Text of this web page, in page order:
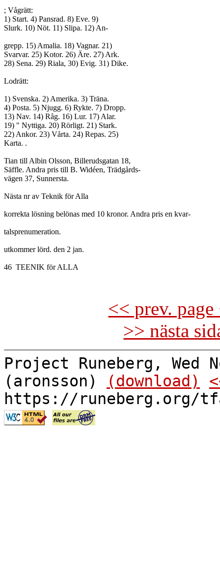
; Vågrätt:
1) Start. 4) Pansrad. 8) Eve. 9)
Slurk. 10) Nöt. 11) Slipa. 12) An-
grepp. 15) Amalia. 18) Vagnar. 21)
Svarvar. 25) Kotor. 26) Äre. 27) Ark.
28) Sena. 29) Riala, 30) Evig. 31) Dike.
Lodrätt:
1) Svenska. 2) Amerika. 3) Träna.
4) Posta. 5) Njugg. 6) Rykte. 7) Dropp.
13) Nav. 14) Råg. 16) Lur. 17) Alar.
19) " Nyttiga. 20) Rörligt. 21) Stark.
22) Ankor. 23) Vårta. 24) Repas. 25)
Karta. .
Tian till Albin Olsson, Billerudsgatan 18,
Säffle. Andra pris till B. Widéen, Trädgårds-
vägen 37, Sunnersta.
Nästa nr av Teknik för Alla
korrekta lösning belönas med 10 kronor. Andra pris en kvar-
talsprenumeration.
utkommer lörd. den 2 jan.
46  TEENIK för ALLA
<< prev.
>> nästa
Project Runeberg, Wed
(aronsson)
(download)
https://runeberg.org/